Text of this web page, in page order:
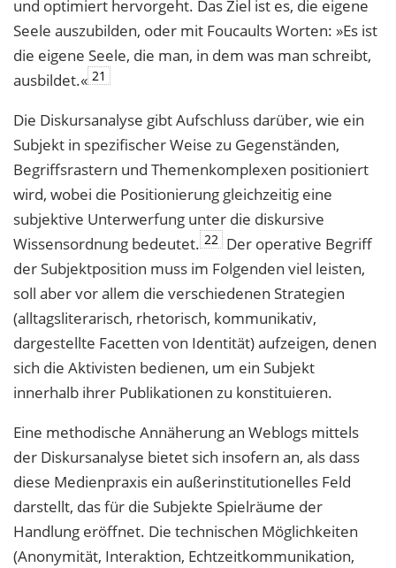
und optimiert hervorgeht. Das Ziel ist es, die eigene
Seele auszubilden, oder mit Foucaults Worten: »Es ist
die eigene Seele, die man, in dem was man schreibt,
ausbildet.« 21
Die Diskursanalyse gibt Aufschluss darüber, wie ein
Subjekt in spezifischer Weise zu Gegenständen,
Begriffsrastern und Themenkomplexen positioniert
wird, wobei die Positionierung gleichzeitig eine
subjektive Unterwerfung unter die diskursive
Wissensordnung bedeutet. 22 Der operative Begriff
der Subjektposition muss im Folgenden viel leisten,
soll aber vor allem die verschiedenen Strategien
(alltagsliterarisch, rhetorisch, kommunikativ,
dargestellte Facetten von Identität) aufzeigen, denen
sich die Aktivisten bedienen, um ein Subjekt
innerhalb ihrer Publikationen zu konstituieren.
Eine methodische Annäherung an Weblogs mittels
der Diskursanalyse bietet sich insofern an, als dass
diese Medienpraxis ein außerinstitutionelles Feld
darstellt, das für die Subjekte Spielräume der
Handlung eröffnet. Die technischen Möglichkeiten
(Anonymität, Interaktion, Echtzeitkommunikation,